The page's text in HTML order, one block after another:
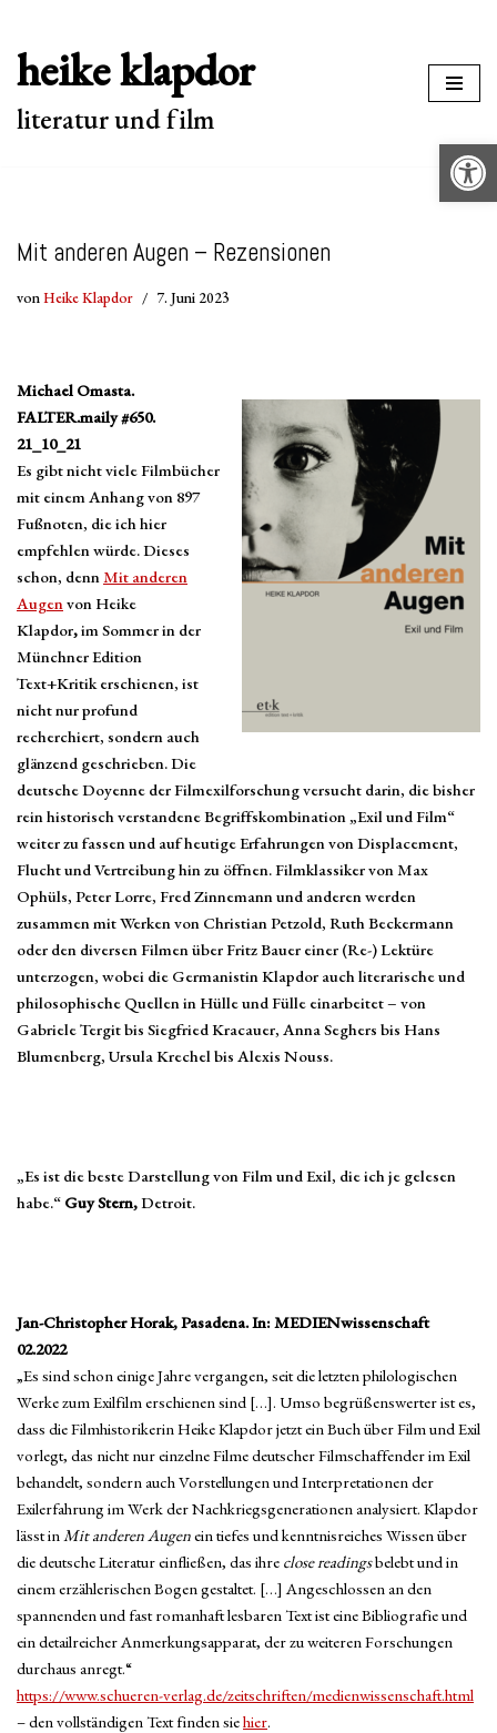
Zum
Inhalt
springen
heike klapdor
literatur und film
Mit anderen Augen – Rezensionen
vonHeike Klapdor 7. Juni 2023
Michael Omasta.
FALTER.maily #650.
21_10_21
Es gibt nicht viele Filmbücher
mit einem Anhang von 897
Fußnoten, die ich hier
empfehlen würde. Dieses
schon, dennMit anderen
Augenvon Heike
Klapdor,im Sommer in der
Münchner Edition
Text+Kritik erschienen, ist
nicht nur profund
recherchiert, sondern auch
glänzend geschrieben. Die
deutsche Doyenne der Filmexilforschung versucht darin, die bisher
rein historisch verstandene Begriffskombination „Exil und Film“
weiter zu fassen und auf heutige Erfahrungen von Displacement,
Flucht und Vertreibung hin zu öffnen. Filmklassiker von Max
Ophüls, Peter Lorre, Fred Zinnemann und anderen werden
zusammen mit Werken von Christian Petzold, Ruth Beckermann
oder den diversen Filmen über Fritz Bauer einer (Re-) Lektüre
unterzogen, wobei die Germanistin Klapdor auch literarische und
philosophische Quellen in Hülle und Fülle einarbeitet – von
Gabriele Tergit bis Siegfried Kracauer, Anna Seghers bis Hans
Blumenberg, Ursula Krechel bis Alexis Nouss.
„Es ist die beste Darstellung von Film und Exil, die ich je gelesen
habe.“ Guy Stern,Detroit.
Jan-Christopher Horak, Pasadena. In: MEDIENwissenschaft
02.2022
„Es sind schon einige Jahre vergangen, seit die letzten philologischen
Werke zum Exilfilm erschienen sind […]. Umso begrüßenswerter ist es,
dass die Filmhistorikerin Heike Klapdor jetzt ein Buch über Film und Exil
vorlegt, das nicht nur einzelne Filme deutscher Filmschaffender im Exil
behandelt, sondern auch Vorstellungen und Interpretationen der
Exilerfahrung im Werk der Nachkriegsgenerationen analysiert. Klapdor
lässt inMit anderen Augenein tiefes und kenntnisreiches Wissen über
die deutsche Literatur einfließen, das ihre close readingsbelebt und in
einem erzählerischen Bogen gestaltet. […] Angeschlossen an den
spannenden und fast romanhaft lesbaren Text ist eine Bibliografie und
ein detailreicher Anmerkungsapparat, der zu weiteren Forschungen
durchaus anregt.“
https://www.schueren-verlag.de/zeitschriften/medienwissenschaft.html
– den vollständigen Text finden siehier.